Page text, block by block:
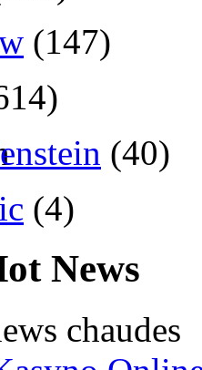
(147)
(40)
(4)
News
chaudes